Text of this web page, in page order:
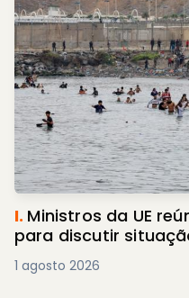
I. Ministros da UE
para discutir
1 agosto 2026